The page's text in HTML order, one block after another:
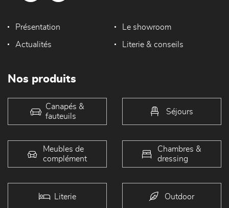
Présentation Le showroom
Actualités Literie & conseils
Nos produits
Canapés &
fauteuils
Séjours
Meubles de
complément
Chambres &
dressing
Literie Outdoor